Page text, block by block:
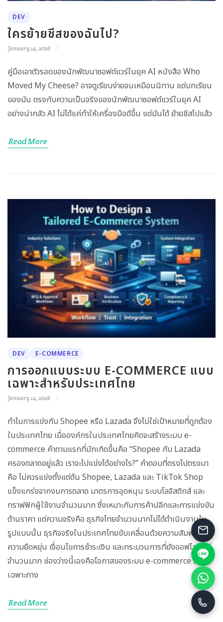
DEV
ใครย้ายชีสของฉันไป?
January 14, 2026
คู่มือเอาตัวรอดของนักพัฒนาซอฟต์แวร์ในยุค AI หนังสือ Who
Moved My Cheese? อาจดูเรียบง่ายจนเหมือนนิทาน แต่บทเรียน
ของมัน ตรงกับความเป็นจริงของนักพัฒนาซอฟต์แวร์ในยุค AI
อย่างน่ากลัว AI ไม่ได้แค่ทำให้เครื่องมือดีขึ้น แต่มันได้ ย้ายชีสไปแล้ว
Read More
DEV E-COMMERCE
การออกแบบระบบ E-COMMERCE แบบ
เฉพาะสำหรับประเทศไทย
January 14, 2026
ทำไมการแข่งกับ Shopee หรือ Lazada จึงไม่ใช่เป้าหมายที่ถูกต้อง
ในประเทศไทย เมื่อองค์กรในประเทศไทยคิดจะสร้างระบบ e-
commerce คำถามแรกที่มักเกิดขึ้นคือ “Shopee กับ Lazada
ครองตลาดอยู่แล้ว เราจะไปแข่งได้อย่างไร?” คำตอบที่ตรงไปตรงมา
คือ ไม่ควรแข่งตั้งแต่ต้น Shopee, Lazada และ TikTok Shop
แข็งแกร่งจากงบการตลาด มาตรการอุดหนุน ระบบโลจิสติกส์ และ
ทราฟฟิกผู้ใช้งานจำนวนมาก ซึ่งเหมาะกับการค้าปลีกและการแข่งขัน
ด้านราคา แต่ความจริงคือ ธุรกิจไทยจำนวนมากไม่ได้ดำเนินงานใน
รูปแบบนั้น ธุรกิจจริงในประเทศไทยขับเคลื่อนด้วยความสัมพันธ์
ความยืดหยุ่น เงื่อนไขการชำระเงิน และกระบวนการที่ยังออฟไลน์อยู่
จำนวนมาก ช่องว่างนี้เองคือโอกาสของระบบ e-commerce แบบ
เฉพาะทาง
Read More